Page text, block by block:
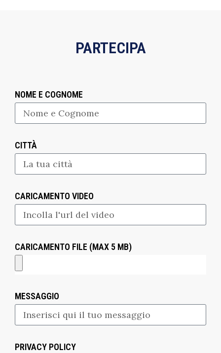
PARTECIPA
NOME E COGNOME
CITTÀ
CARICAMENTO VIDEO
CARICAMENTO FILE (MAX 5 MB)
MESSAGGIO
PRIVACY POLICY